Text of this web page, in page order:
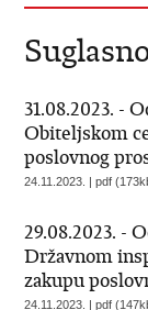
31.08.2023. -
Obiteljskom
poslovnog
24.11.2023. | pdf
29.08.2023. -
Državnom
zakupu
24.11.2023. | pdf